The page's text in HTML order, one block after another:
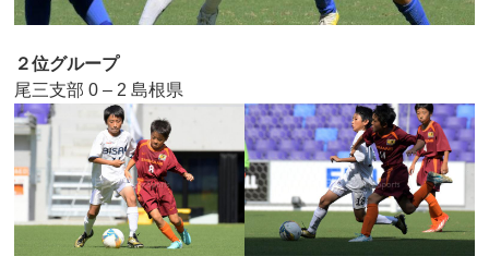
２位グループ
尾三支部 0 – 2 島根県